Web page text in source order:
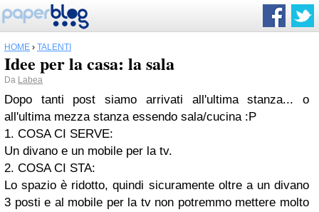
HOME › TALENTI
Idee per la casa: la sala
Da Labea
Dopo tanti post siamo arrivati all'ultima stanza... o
all'ultima mezza stanza essendo sala/cucina :P
1. COSA CI SERVE:
Un divano e un mobile per la tv.
2. COSA CI STA:
Lo spazio è ridotto, quindi sicuramente oltre a un divano
3 posti e al mobile per la tv non potremmo mettere molto